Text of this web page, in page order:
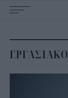
navigation